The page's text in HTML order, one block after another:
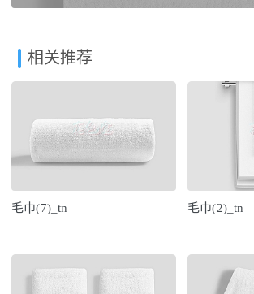
相关推荐
毛巾(7)_tn 毛巾(2)_tn